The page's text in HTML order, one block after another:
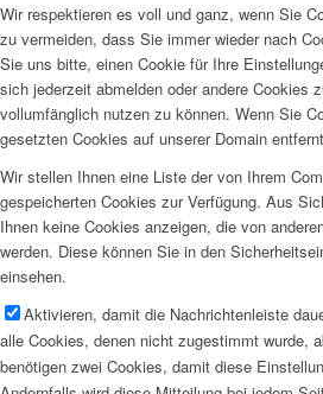
Wir respektieren es voll und ganz, wenn Sie
zu vermeiden, dass Sie immer wieder nach
Sie uns bitte, einen Cookie für Ihre
sich jederzeit abmelden oder andere Cookies
vollumfänglich nutzen zu können. Wenn Sie
gesetzten Cookies auf unserer Domain
Wir stellen Ihnen eine Liste der von Ihrem
gespeicherten Cookies zur Verfügung. Aus
Ihnen keine Cookies anzeigen, die von
werden. Diese können Sie in den
einsehen.
Aktivieren, damit die Nachrichtenleiste
alle Cookies, denen nicht zugestimmt wurde,
benötigen zwei Cookies, damit diese